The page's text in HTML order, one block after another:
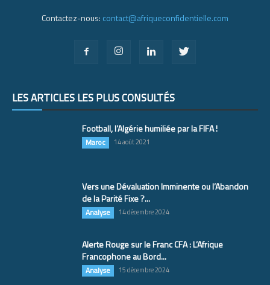
Contactez-nous: contact@afriqueconfidentielle.com
LES ARTICLES LES PLUS CONSULTÉS
Football, l’Algérie humiliée par la FIFA !
Maroc 14 août 2021
Vers une Dévaluation Imminente ou l’Abandon
de la Parité Fixe ?...
Analyse 14 décembre 2024
Alerte Rouge sur le Franc CFA : L’Afrique
Francophone au Bord...
Analyse 15 décembre 2024